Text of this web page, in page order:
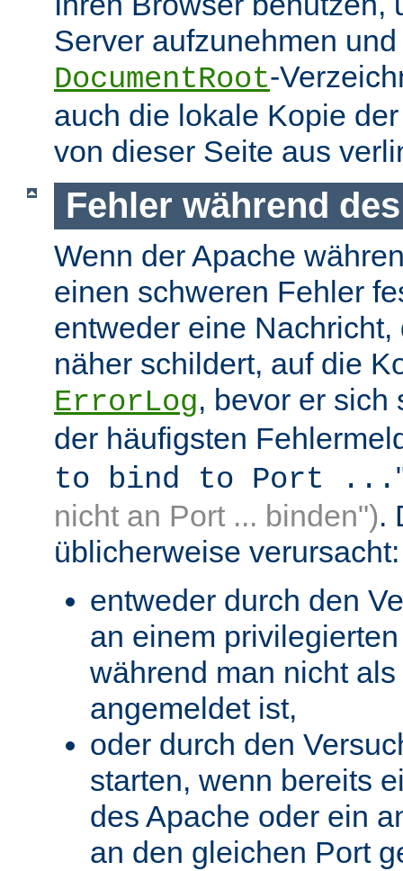
Server aufzunehmen
DocumentRoot-
auch die lokale Kopie
von dieser Seite aus
Fehler während
Wenn der Apache
einen schweren Fehler
entweder eine
näher schildert, auf die
ErrorLog, bevor er sich
der häufigsten
to bind to Port ...
nicht an Port ... binden").
üblicherweise verursacht:
entweder durch den
an einem
während man nicht
angemeldet ist,
oder durch den
starten, wenn bereits
des Apache oder ein
an den gleichen Port